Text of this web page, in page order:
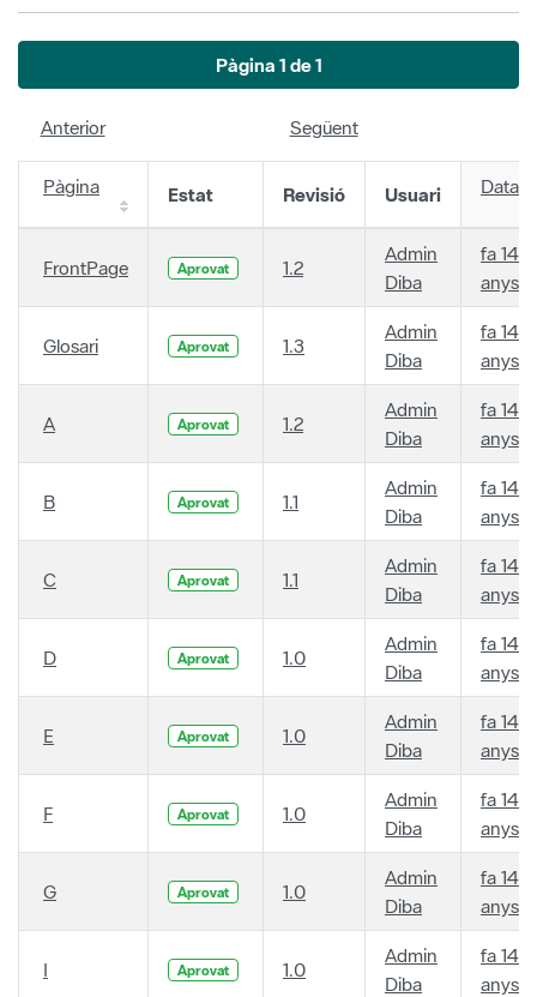
Pàgina 1 de 1
Anterior Següent
Pàgina Estat Revisió Usuari Data
FrontPage Aprovat 1.2
Admin
Diba
fa 14
anys
Glosari Aprovat 1.3
Admin
Diba
fa 14
anys
A Aprovat 1.2
Admin
Diba
fa 14
anys
B Aprovat 1.1
Admin
Diba
fa 14
anys
C Aprovat 1.1
Admin
Diba
fa 14
anys
D Aprovat 1.0
Admin
Diba
fa 14
anys
E Aprovat 1.0
Admin
Diba
fa 14
anys
F Aprovat 1.0
Admin
Diba
fa 14
anys
G Aprovat 1.0
Admin
Diba
fa 14
anys
I Aprovat 1.0
Admin
Diba
fa 14
anys